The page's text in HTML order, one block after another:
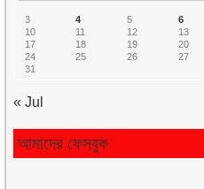
3
4 5 6
10
11 12 13
17
18 19 20
24
25 26 27
31
« Jul
আমাদের ফেসবুক